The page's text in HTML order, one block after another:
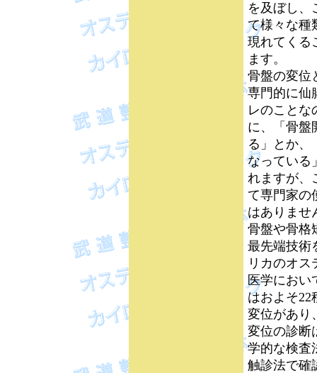
を及ぼし、
て様々な種
現れてくる
ます。
骨盤の変位
専門的に仙
レのことな
に、「骨盤
る」とか、
なっている
れますが、
て専門家の
はありませ
骨盤や骨格
最先端技術
リカのオス
医学におい
はおよそ22
変位があり
変位の診断
学的な検査
触診法で確